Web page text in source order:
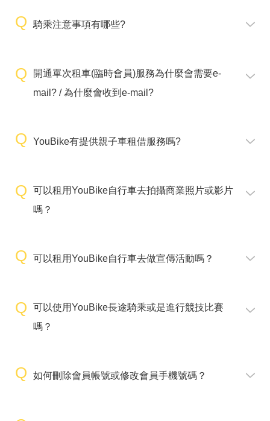
騎乘注意事項有哪些?
開通單次租車(臨時會員)服務為什麼會需要e-
mail? / 為什麼會收到e-mail?
YouBike有提供親子車租借服務嗎?
可以租用YouBike自行車去拍攝商業照片或影片
嗎？
可以租用YouBike自行車去做宣傳活動嗎？
可以使用YouBike長途騎乘或是進行競技比賽
嗎？
如何刪除會員帳號或修改會員手機號碼？